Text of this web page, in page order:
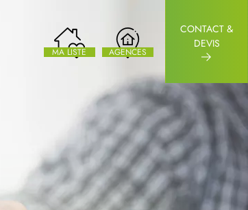
MA LISTE AGENCES
CONTACT &
DEVIS